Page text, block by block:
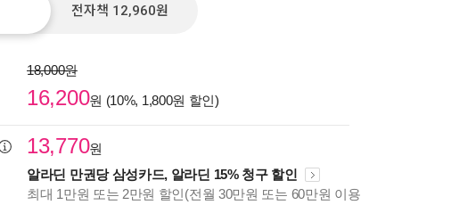
전자책 12,960원
18,000원
16,200원 (10%, 1,800원 할인)
13,770원
알라딘 만권당 삼성카드, 알라딘 15% 청구 할인
최대 1만원 또는 2만원 할인(전월 30만원 또는 60만원 이용